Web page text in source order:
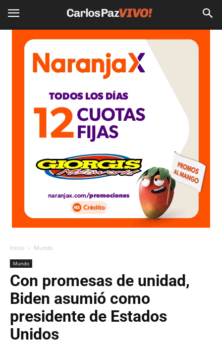
Inicio Mundo
Mundo
Con promesas de unidad,
Biden asumió como
presidente de Estados
Unidos